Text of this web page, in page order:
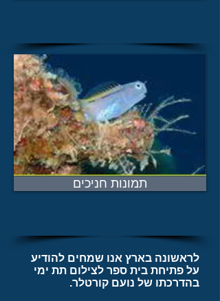
תמונות חניכים
לראשונה בארץ אנו שמחים להודיע
על פתיחת בית ספר לצילום תת ימי
בהדרכתו של נועם קורטלר.